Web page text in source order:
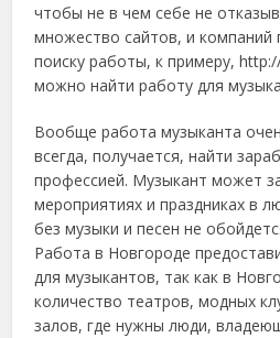
чтобы не в чем себе не
множество сайтов, и компаний
поиску работы, к примеру,
можно найти работу для
Вообще работа музыканта
всегда, получается, найти
профессией. Музыкант может
мероприятиях и праздниках в
без музыки и песен не
Работа в Новгороде
для музыкантов, так как в
количество театров, модных
залов, где нужны люди,